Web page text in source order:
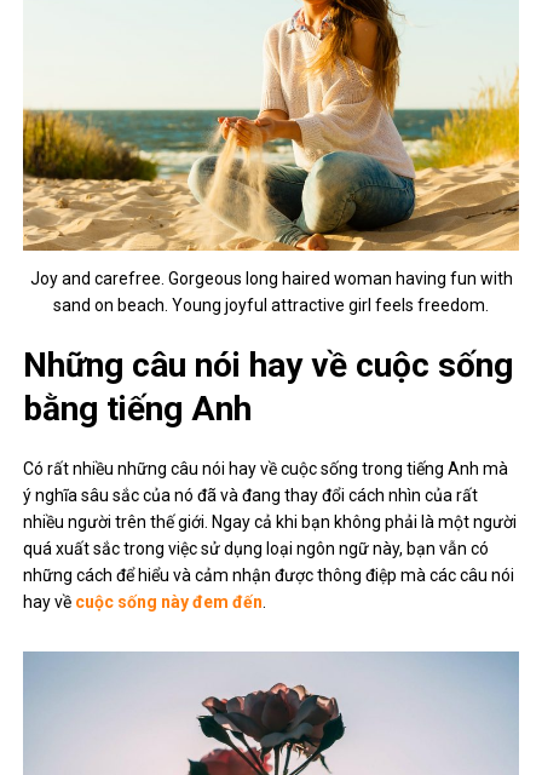
Joy and carefree. Gorgeous long haired woman having fun with
sand on beach. Young joyful attractive girl feels freedom.
Những câu nói hay về cuộc sống
bằng tiếng Anh
Có rất nhiều những câu nói hay về cuộc sống trong tiếng Anh mà
ý nghĩa sâu sắc của nó đã và đang thay đổi cách nhìn của rất
nhiều người trên thế giới. Ngay cả khi bạn không phải là một người
quá xuất sắc trong việc sử dụng loại ngôn ngữ này, bạn vẫn có
những cách để hiểu và cảm nhận được thông điệp mà các câu nói
hay về cuộc sống này đem đến